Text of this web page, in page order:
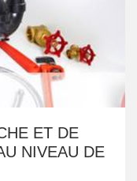
ET DE
NIVEAU DE